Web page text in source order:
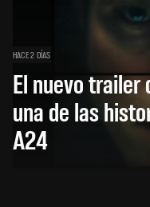
HACE 2 DÍAS
El nuevo
una de las
A24